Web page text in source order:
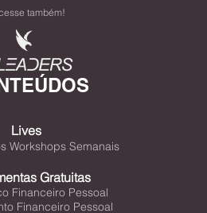
Workshops Semanais
também!